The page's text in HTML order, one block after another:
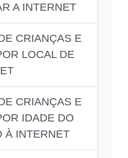
A INTERNET
CRIANÇAS E
LOCAL DE
CRIANÇAS E
IDADE DO
À INTERNET